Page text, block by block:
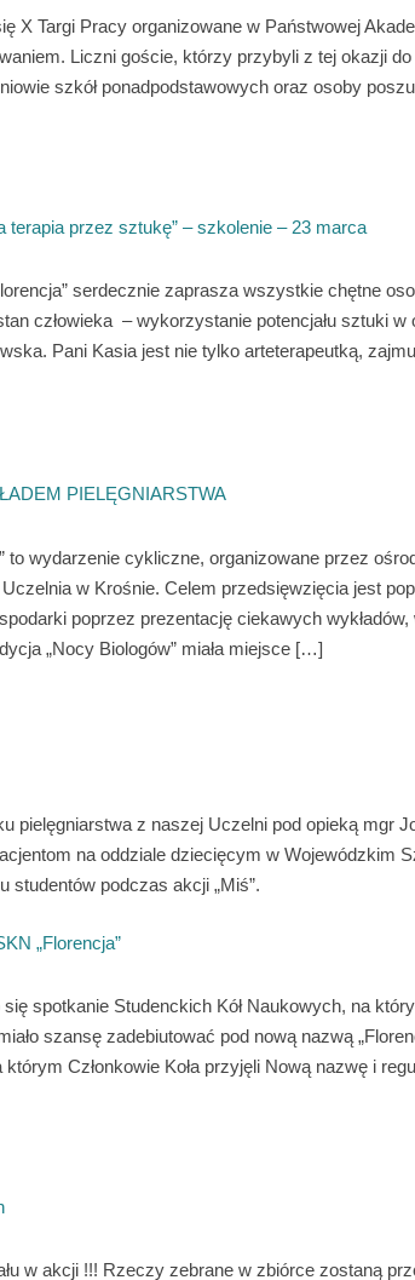
X Targi Pracy organizowane w Państwowej
Liczni goście, którzy przybyli z tej okazji
szkół ponadpodstawowych oraz osoby
terapia przez sztukę” – szkolenie – 23 marca
serdecznie zaprasza wszystkie chętne
człowieka – wykorzystanie potencjału sztuki
Pani Kasia jest nie tylko arteterapeutką,
PIELĘGNIARSTWA
to wydarzenie cykliczne, organizowane przez
w Krośnie. Celem przedsięwzięcia jest
poprzez prezentację ciekawych
„Nocy Biologów” miała miejsce […]
pielęgniarstwa z naszej Uczelni pod opieką mgr
na oddziale dziecięcym w Wojewódzkim
studentów podczas akcji „Miś”.
„Florencja”
się spotkanie Studenckich Kół Naukowych, na
szansę zadebiutować pod nową nazwą
którym Członkowie Koła przyjęli Nową nazwę i
w akcji !!! Rzeczy zebrane w zbiórce zostaną